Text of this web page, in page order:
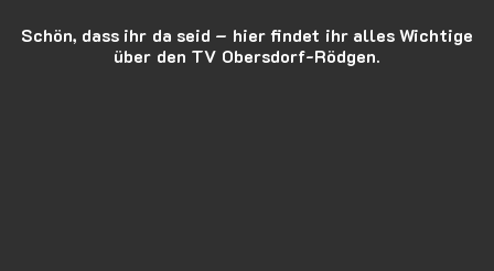
Schön, dass ihr da seid – hier findet ihr alles Wichtige
über den TV Obersdorf-Rödgen.